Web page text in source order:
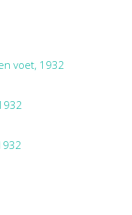
voet, 1932